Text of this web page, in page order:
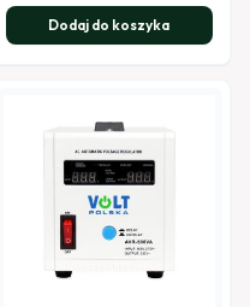
Dodaj do koszyka